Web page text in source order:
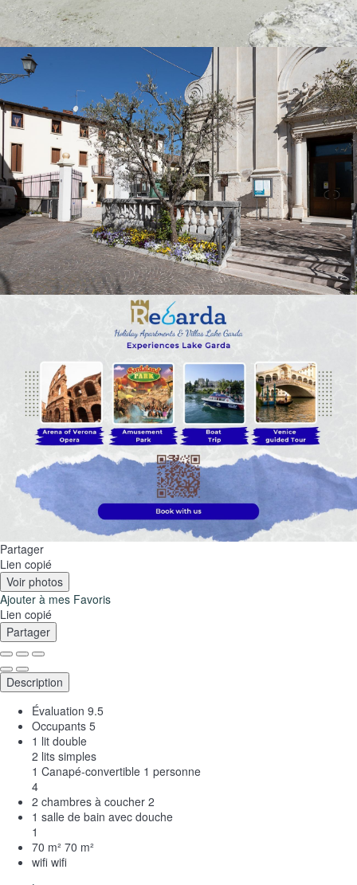
Partager
Lien copié
Voir photos
Ajouter à mes Favoris
Lien copié
Partager
Description
Évaluation 9.5
Occupants 5
1 lit double
2 lits simples
1 Canapé-convertible 1 personne
4
2 chambres à coucher 2
1 salle de bain avec douche
1
70 m² 70 m²
wifi wifi